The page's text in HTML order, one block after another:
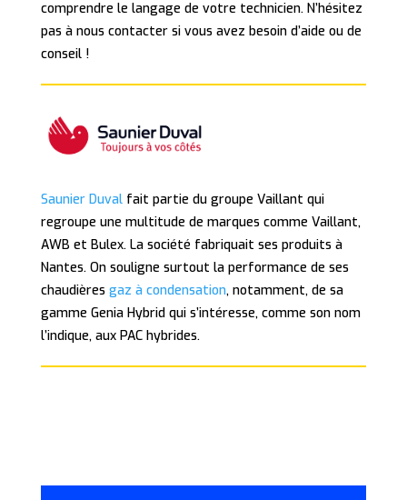
comprendre le langage de votre technicien. N’hésitez
pas à nous contacter si vous avez besoin d’aide ou de
conseil !
Saunier Duvalfait partie du groupe Vaillant qui
regroupe une multitude de marques comme Vaillant,
AWB et Bulex. La société fabriquait ses produits à
Nantes. On souligne surtout la performance de ses
chaudières gaz à condensation, notamment, de sa
gamme Genia Hybrid qui s’intéresse, comme son nom
l’indique, aux PAC hybrides.